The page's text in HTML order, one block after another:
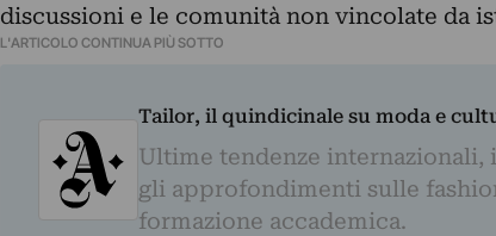
discussioni e le comunità non vincolate da
L'ARTICOLO CONTINUA PIÙ SOTTO
Tailor, il quindicinale su moda e
Ultime tendenze internazionali,
gli approfondimenti sulle
formazione accademica.